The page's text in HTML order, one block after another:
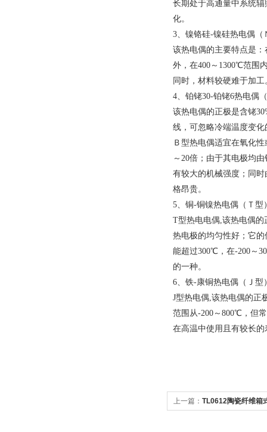
长期处于高通量中系统
化。
3、镍铬硅-镍硅热电偶（
该热电偶的主要特点是：
外，在400～1300℃范围
同时，材料较硬难于加工
4、铂铑30-铂铑6热电偶
该热电偶的正极是含铑
线，可忽略冷端温度变
Ｂ型热电偶适宜在氧化
～20倍；由于其电极均
有较大的机械强度；同
格昂贵。
5、铜-铜镍热电偶（Ｔ型
T型热电电偶,该热电偶
热电极的均匀性好；它的
能超过300℃ ，在-200～
的一种。
6、铁-康铜热电偶（Ｊ型
J型热电偶,该热电偶的正
范围从-200～800℃ ，但
在高温中使用且有较长
上一篇： TL0612陶瓷纤维箱